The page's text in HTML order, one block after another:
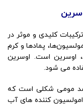
کلیدی و موثر در
پمادها و کرم
اوسرین است. اوسرین
می شود.
مومی شکلی است که
کننده های آب